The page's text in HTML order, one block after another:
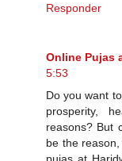
Responder
Online Pujas
5:53
Do you want
prosperity,
reasons? But
be the